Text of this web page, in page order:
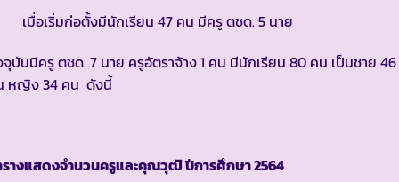
อเริ่มก่อตั้งมีนักเรียน 47 คน มีครู ตชด. 5 นาย
บันมีครู ตชด. 7 นาย ครูอัตราจ้าง 1 คน มีนักเรียน 80 คน เป็นชาย 46
หญิง 34 คน ดังนี้
างแสดงจำนวนครูและคุณวุฒิ ปีการศึกษา2564